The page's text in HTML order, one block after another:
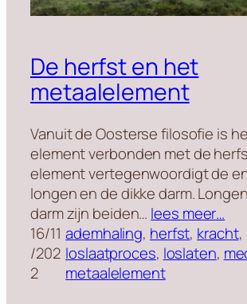
De herfst en het
metaalelement
Vanuit de Oosterse filosofie is
element verbonden met de
element vertegenwoordigt de
longen en de dikke darm.
darm zijn beiden… lees meer…
16/11
/202
2
ademhaling, herfst, kracht
loslaatproces, loslaten,
metaalelement